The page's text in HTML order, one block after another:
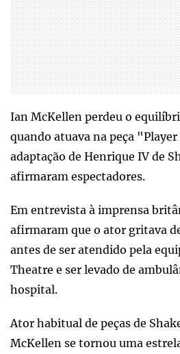
Ian McKellen perdeu o
quando atuava na peça
adaptação de Henrique IV de
afirmaram espectadores.
Em entrevista à imprensa
afirmaram que o ator gritava
antes de ser atendido pela
Theatre e ser levado de
hospital.
Ator habitual de peças de
McKellen se tornou uma